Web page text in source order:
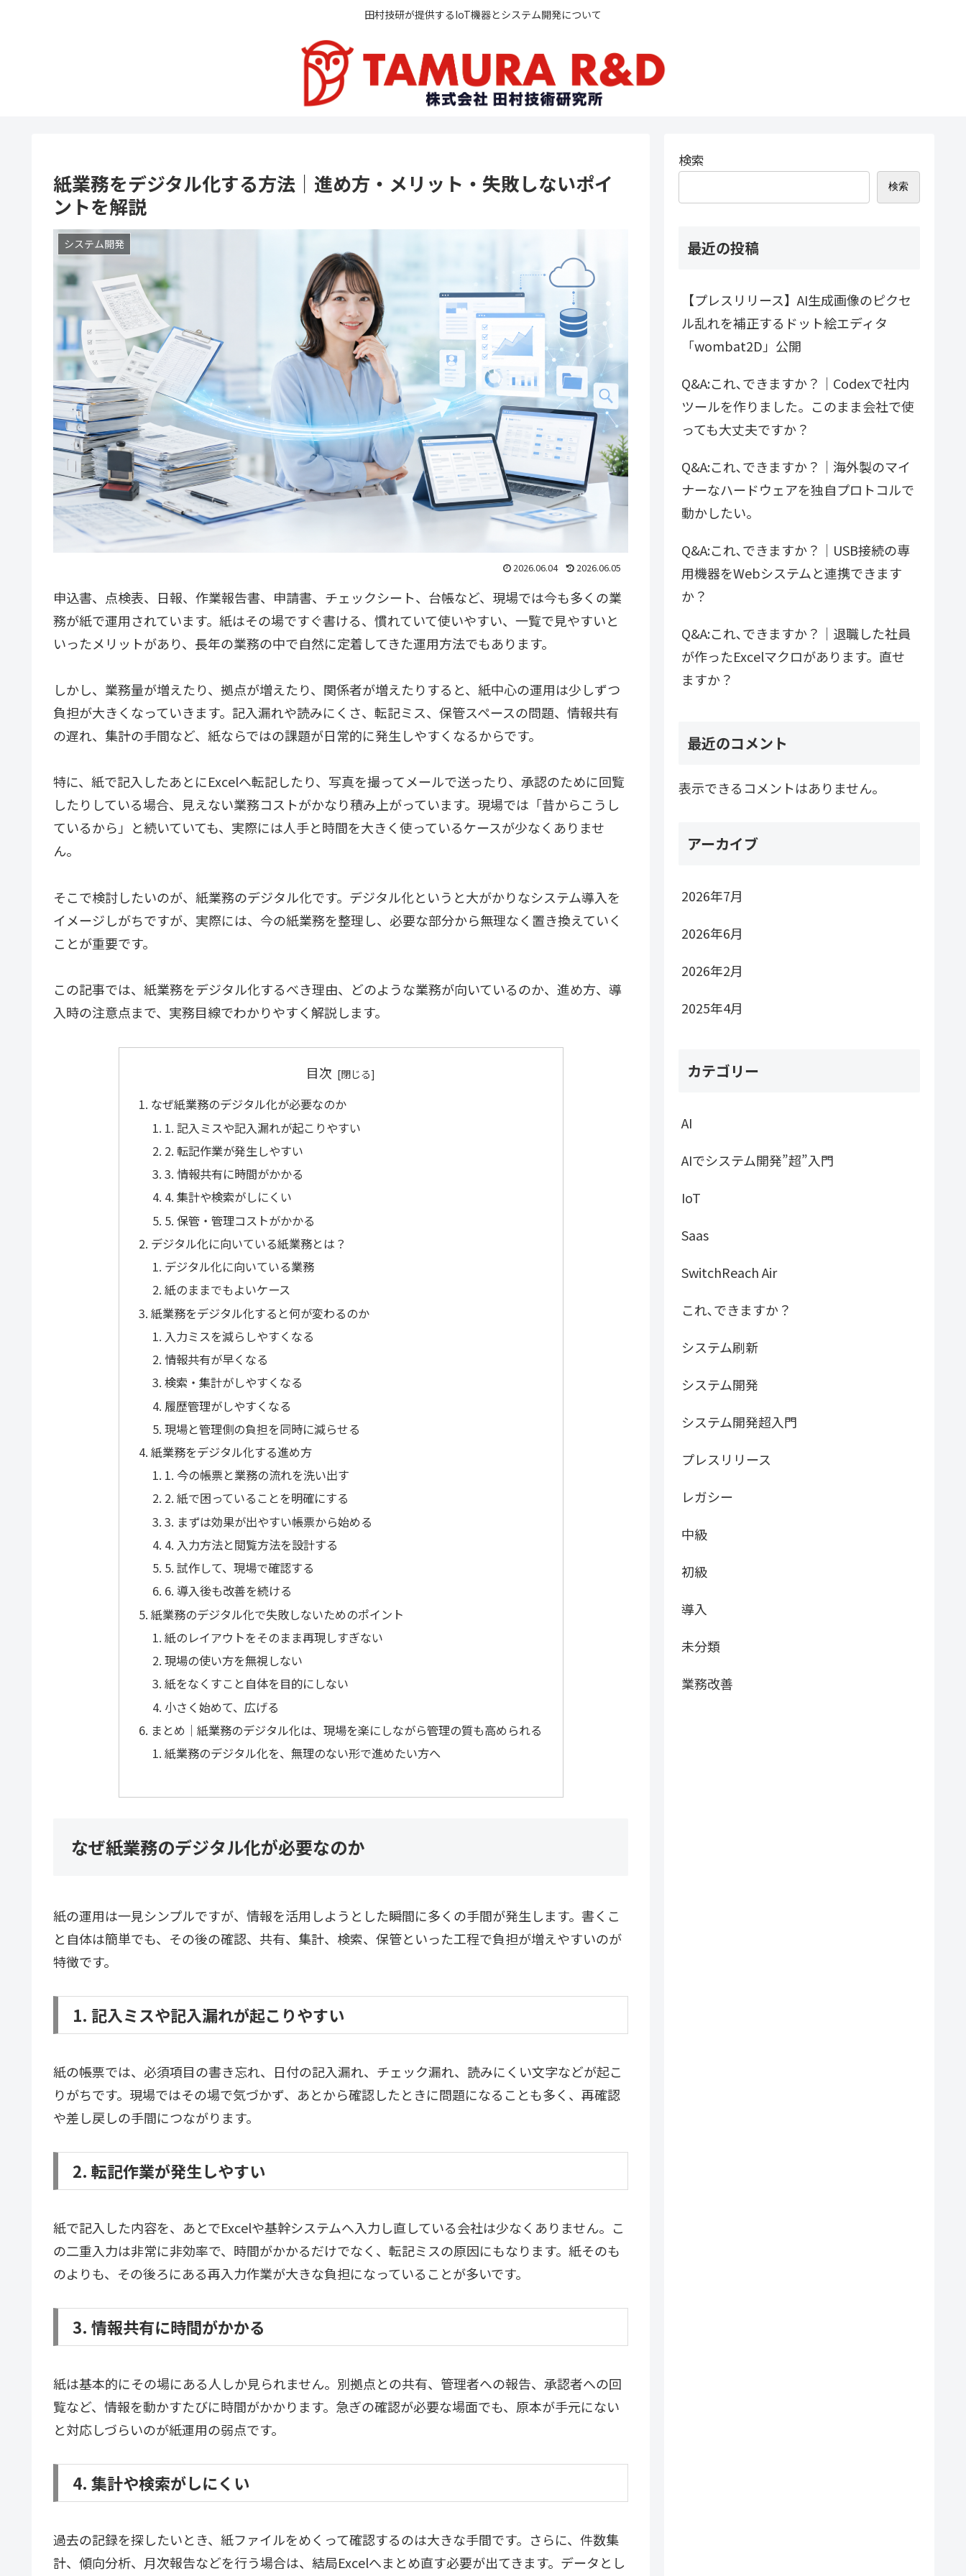
田村技研が提供するIoT機器とシステム開発について
紙業務をデジタル化する方法｜進め方・メリット・失敗しないポイ
ントを解説
システム開発
2026.06.04 2026.06.05
申込書、点検表、日報、作業報告書、申請書、チェックシート、台帳など、現場では今も多くの業
務が紙で運用されています。紙はその場ですぐ書ける、慣れていて使いやすい、一覧で見やすいと
いったメリットがあり、長年の業務の中で自然に定着してきた運用方法でもあります。
しかし、業務量が増えたり、拠点が増えたり、関係者が増えたりすると、紙中心の運用は少しずつ
負担が大きくなっていきます。記入漏れや読みにくさ、転記ミス、保管スペースの問題、情報共有
の遅れ、集計の手間など、紙ならではの課題が日常的に発生しやすくなるからです。
特に、紙で記入したあとにExcelへ転記したり、写真を撮ってメールで送ったり、承認のために回覧
したりしている場合、見えない業務コストがかなり積み上がっています。現場では「昔からこうし
ているから」と続いていても、実際には人手と時間を大きく使っているケースが少なくありませ
ん。
そこで検討したいのが、紙業務のデジタル化です。デジタル化というと大がかりなシステム導入を
イメージしがちですが、実際には、今の紙業務を整理し、必要な部分から無理なく置き換えていく
ことが重要です。
この記事では、紙業務をデジタル化するべき理由、どのような業務が向いているのか、進め方、導
入時の注意点まで、実務目線でわかりやすく解説します。
目次
なぜ紙業務のデジタル化が必要なのか
1. 記入ミスや記入漏れが起こりやすい
2. 転記作業が発生しやすい
3. 情報共有に時間がかかる
4. 集計や検索がしにくい
5. 保管・管理コストがかかる
デジタル化に向いている紙業務とは？
デジタル化に向いている業務
紙のままでもよいケース
紙業務をデジタル化すると何が変わるのか
入力ミスを減らしやすくなる
情報共有が早くなる
検索・集計がしやすくなる
履歴管理がしやすくなる
現場と管理側の負担を同時に減らせる
紙業務をデジタル化する進め方
1. 今の帳票と業務の流れを洗い出す
2. 紙で困っていることを明確にする
3. まずは効果が出やすい帳票から始める
4. 入力方法と閲覧方法を設計する
5. 試作して、現場で確認する
6. 導入後も改善を続ける
紙業務のデジタル化で失敗しないためのポイント
紙のレイアウトをそのまま再現しすぎない
現場の使い方を無視しない
紙をなくすこと自体を目的にしない
小さく始めて、広げる
まとめ｜紙業務のデジタル化は、現場を楽にしながら管理の質も高められる
紙業務のデジタル化を、無理のない形で進めたい方へ
なぜ紙業務のデジタル化が必要なのか
紙の運用は一見シンプルですが、情報を活用しようとした瞬間に多くの手間が発生します。書くこ
と自体は簡単でも、その後の確認、共有、集計、検索、保管といった工程で負担が増えやすいのが
特徴です。
1. 記入ミスや記入漏れが起こりやすい
紙の帳票では、必須項目の書き忘れ、日付の記入漏れ、チェック漏れ、読みにくい文字などが起こ
りがちです。現場ではその場で気づかず、あとから確認したときに問題になることも多く、再確認
や差し戻しの手間につながります。
2. 転記作業が発生しやすい
紙で記入した内容を、あとでExcelや基幹システムへ入力し直している会社は少なくありません。こ
の二重入力は非常に非効率で、時間がかかるだけでなく、転記ミスの原因にもなります。紙そのも
のよりも、その後ろにある再入力作業が大きな負担になっていることが多いです。
3. 情報共有に時間がかかる
紙は基本的にその場にある人しか見られません。別拠点との共有、管理者への報告、承認者への回
覧など、情報を動かすたびに時間がかかります。急ぎの確認が必要な場面でも、原本が手元にない
と対応しづらいのが紙運用の弱点です。
4. 集計や検索がしにくい
過去の記録を探したいとき、紙ファイルをめくって確認するのは大きな手間です。さらに、件数集
計、傾向分析、月次報告などを行う場合は、結局Excelへまとめ直す必要が出てきます。データとし
検索
検索
最近の投稿
【プレスリリース】AI生成画像のピクセ
ル乱れを補正するドット絵エディタ
「wombat2D」公開
Q&A:これ､できますか？｜Codexで社内
ツールを作りました。このまま会社で使
っても大丈夫ですか？
Q&A:これ､できますか？｜海外製のマイ
ナーなハードウェアを独自プロトコルで
動かしたい。
Q&A:これ､できますか？｜USB接続の専
用機器をWebシステムと連携できます
か？
Q&A:これ､できますか？｜退職した社員
が作ったExcelマクロがあります。直せ
ますか？
最近のコメント
表示できるコメントはありません。
アーカイブ
2026年7月
2026年6月
2026年2月
2025年4月
カテゴリー
AI
AIでシステム開発”超”入門
IoT
Saas
SwitchReach Air
これ､できますか？
システム刷新
システム開発
システム開発超入門
プレスリリース
レガシー
中級
初級
導入
未分類
業務改善